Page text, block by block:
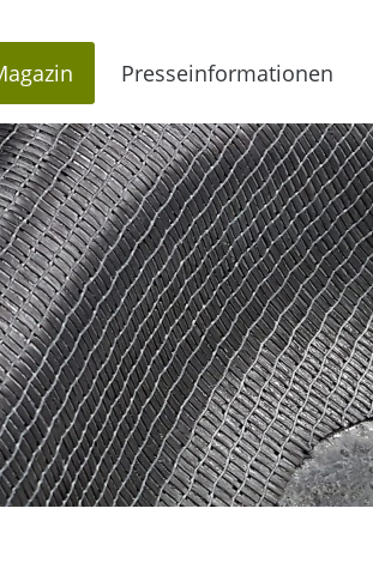
Presseinformationen